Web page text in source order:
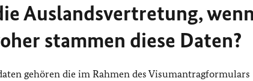
Auslandsvertretung,
stammen diese Daten?
gehören die im Rahmen des Visumantragformulars